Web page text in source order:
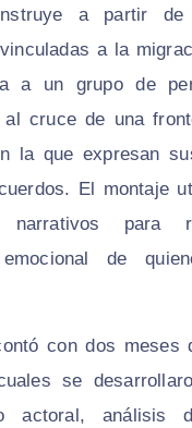
a partir de
a la
a un grupo de
al cruce de una
la que expresan
El montaje
para
de
con dos meses
se
actoral, análisis